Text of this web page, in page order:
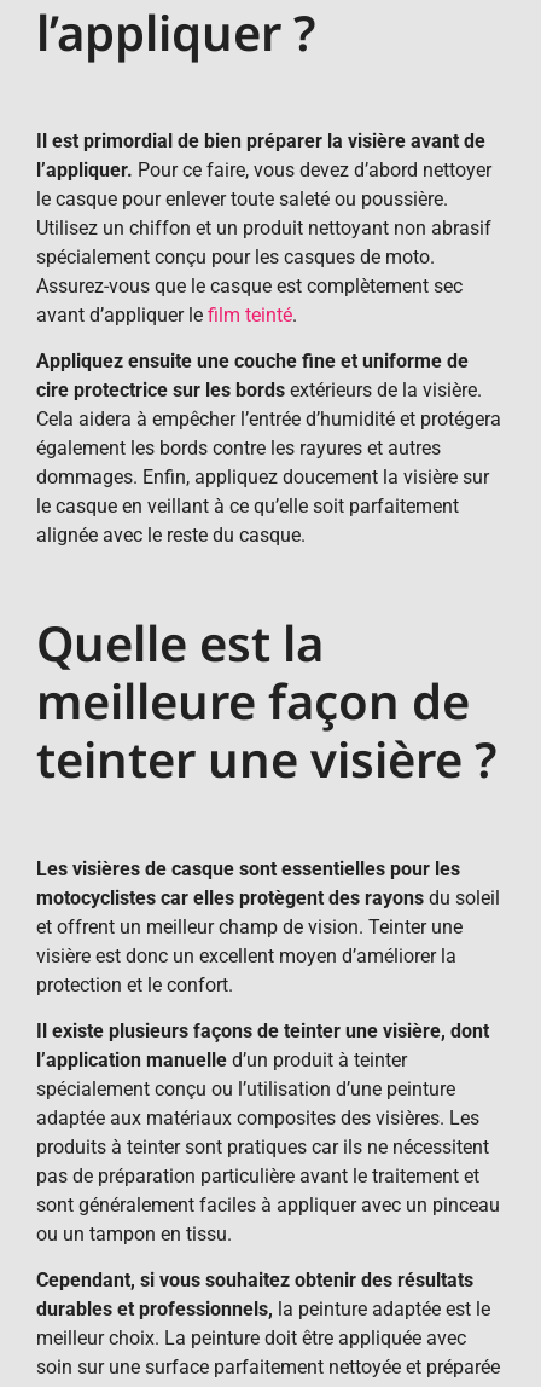
l’appliquer ?
Il est primordial de bien préparer la visière avant de
l’appliquer. Pour ce faire, vous devez d’abord nettoyer
le casque pour enlever toute saleté ou poussière.
Utilisez un chiffon et un produit nettoyant non abrasif
spécialement conçu pour les casques de moto.
Assurez-vous que le casque est complètement sec
avant d’appliquer le film teinté.
Appliquez ensuite une couche fine et uniforme de
cire protectrice sur les bords extérieurs de la visière.
Cela aidera à empêcher l’entrée d’humidité et protégera
également les bords contre les rayures et autres
dommages. Enfin, appliquez doucement la visière sur
le casque en veillant à ce qu’elle soit parfaitement
alignée avec le reste du casque.
Quelle est la
meilleure façon de
teinter une visière ?
Les visières de casque sont essentielles pour les
motocyclistes car elles protègent des rayons du soleil
et offrent un meilleur champ de vision. Teinter une
visière est donc un excellent moyen d’améliorer la
protection et le confort.
Il existe plusieurs façons de teinter une visière, dont
l’application manuelle d’un produit à teinter
spécialement conçu ou l’utilisation d’une peinture
adaptée aux matériaux composites des visières. Les
produits à teinter sont pratiques car ils ne nécessitent
pas de préparation particulière avant le traitement et
sont généralement faciles à appliquer avec un pinceau
ou un tampon en tissu.
Cependant, si vous souhaitez obtenir des résultats
durables et professionnels, la peinture adaptée est le
meilleur choix. La peinture doit être appliquée avec
soin sur une surface parfaitement nettoyée et préparée